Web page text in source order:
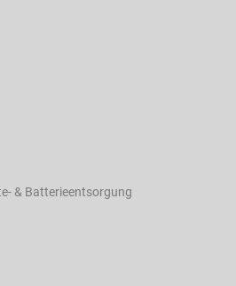
& Batterieentsorgung